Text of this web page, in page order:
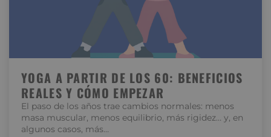
YOGA A PARTIR DE LOS 60: BENEFICIOS
REALES Y CÓMO EMPEZAR
El paso de los años trae cambios normales: menos
masa muscular, menos equilibrio, más rigidez… y, en
algunos casos, más…